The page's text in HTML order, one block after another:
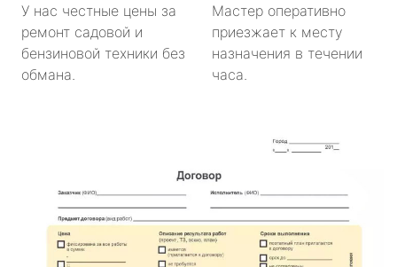
У нас честные цены за
ремонт садовой и
бензиновой техники без
обмана.
Мастер оперативно
приезжает к месту
назначения в течении
часа.